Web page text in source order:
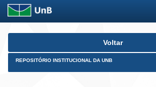
Skip
Voltar
REPOSITÓRIO INSTITUCIONAL DA UNB